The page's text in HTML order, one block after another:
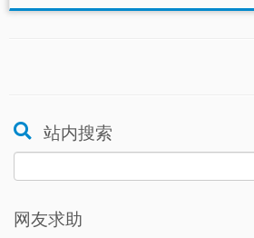
站内搜索
索：
网友求助